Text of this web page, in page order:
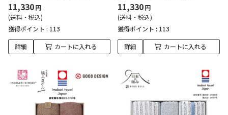
11,330円
(送料・税込)
獲得ポイント : 113
詳細 カートに入れる
11,330円
(送料・税込)
獲得ポイント : 113
詳細 カートに入れる